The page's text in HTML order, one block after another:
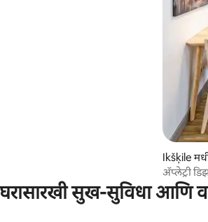
Ikšķile
ॲप्लेट्री
सुख-सुविधा आणि